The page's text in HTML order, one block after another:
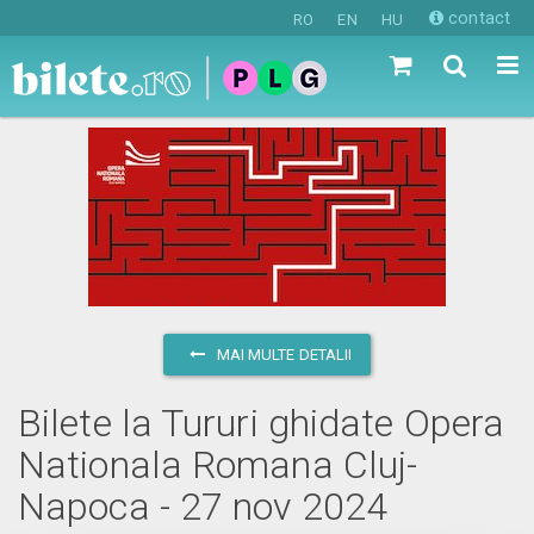
RO EN HU contact
MAI MULTE DETALII
Bilete la Tururi ghidate Opera
Nationala Romana Cluj-
Napoca - 27 nov 2024